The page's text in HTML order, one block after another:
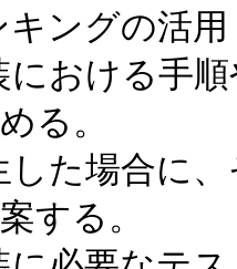
ングの活用
る。
する。